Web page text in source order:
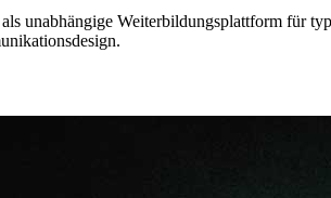
unabhängige Weiterbildungsplattform für